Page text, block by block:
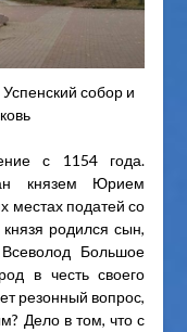
собор и
с 1154 года.
князем Юрием
местах податей со
родился сын,
Большое
в честь своего
резонный вопрос,
Дело в том, что с